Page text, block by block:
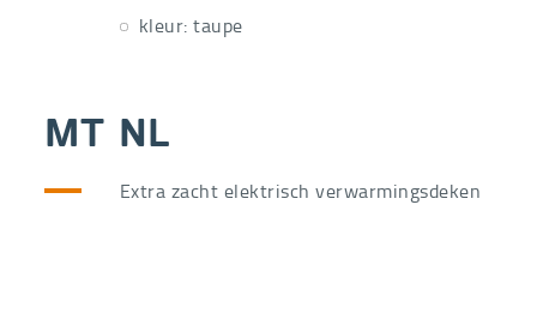
kleur: taupe
MT NL
Extra zacht elektrisch verwarmingsdeken